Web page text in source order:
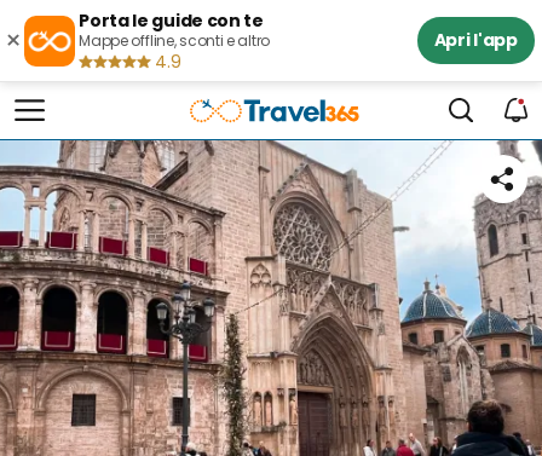
×
Porta le guide con te
Mappe offline, sconti e altro
4.9
Apri l'app